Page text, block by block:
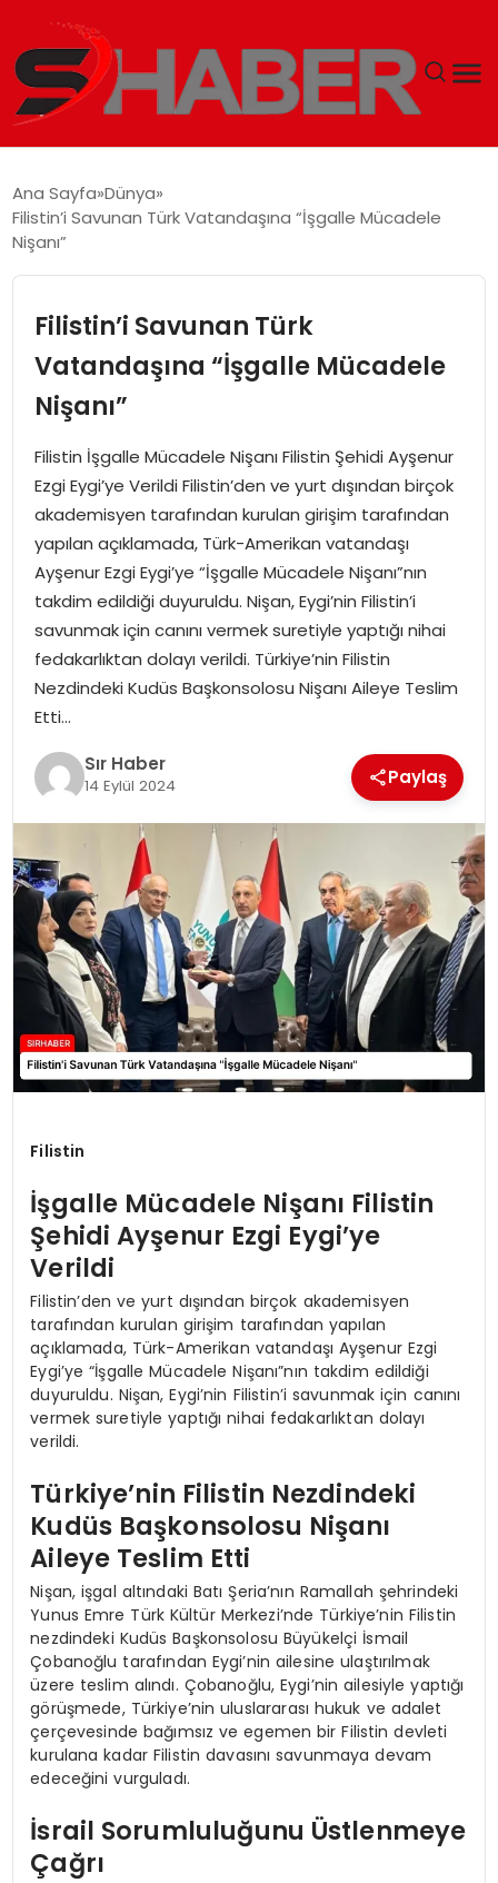
MAGAZIN
EKONOMI
SIYASET
EĞITIM
YAŞAM
Ana Sayfa Dünya
Filistin’i Savunan Türk Vatandaşına “İşgalle Mücadele
Nişanı”
Filistin’i Savunan Türk
Vatandaşına “İşgalle Mücadele
Nişanı”
Filistin İşgalle Mücadele Nişanı Filistin Şehidi Ayşenur
Ezgi Eygi’ye Verildi Filistin’den ve yurt dışından birçok
akademisyen tarafından kurulan girişim tarafından
yapılan açıklamada, Türk-Amerikan vatandaşı
Ayşenur Ezgi Eygi’ye “İşgalle Mücadele Nişanı”nın
takdim edildiği duyuruldu. Nişan, Eygi’nin Filistin’i
savunmak için canını vermek suretiyle yaptığı nihai
fedakarlıktan dolayı verildi. Türkiye’nin Filistin
Nezdindeki Kudüs Başkonsolosu Nişanı Aileye Teslim
Etti…
Sır Haber
14 Eylül 2024 Paylaş
Filistin
İşgalle Mücadele Nişanı Filistin
Şehidi Ayşenur Ezgi Eygi’ye
Verildi
Filistin’den ve yurt dışından birçok akademisyen
tarafından kurulan girişim tarafından yapılan
açıklamada, Türk-Amerikan vatandaşı Ayşenur Ezgi
Eygi’ye “İşgalle Mücadele Nişanı”nın takdim edildiği
duyuruldu. Nişan, Eygi’nin Filistin’i savunmak için canını
vermek suretiyle yaptığı nihai fedakarlıktan dolayı
verildi.
Türkiye’nin Filistin Nezdindeki
Kudüs Başkonsolosu Nişanı
Aileye Teslim Etti
Nişan, işgal altındaki Batı Şeria’nın Ramallah şehrindeki
Yunus Emre Türk Kültür Merkezi’nde Türkiye’nin Filistin
nezdindeki Kudüs Başkonsolosu Büyükelçi İsmail
Çobanoğlu tarafından Eygi’nin ailesine ulaştırılmak
üzere teslim alındı. Çobanoğlu, Eygi’nin ailesiyle yaptığı
görüşmede, Türkiye’nin uluslararası hukuk ve adalet
çerçevesinde bağımsız ve egemen bir Filistin devleti
kurulana kadar Filistin davasını savunmaya devam
edeceğini vurguladı.
İsrail Sorumluluğunu Üstlenmeye
Çağrı